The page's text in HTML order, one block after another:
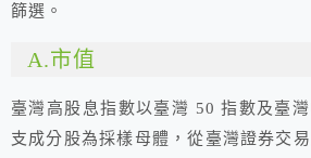
篩選。
A.市值
臺灣高股息指數以臺灣 50 指數及臺
支成分股為採樣母體，從臺灣證券交